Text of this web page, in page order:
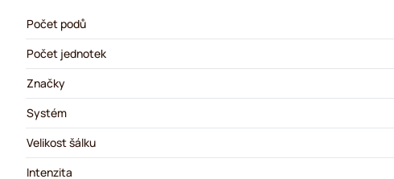
Počet podů
Počet jednotek
Značky
Systém
Velikost šálku
Intenzita